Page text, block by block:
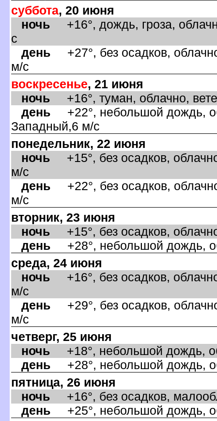
суббота, 20 июня
ночь +16°, дождь, гроза,
с
день +27°, без осадков,
м/с
оскресенье, 21 июня
ночь +16°, туман, облачно,
день +22°, небольшой дождь,
Западный,6 м/с
понедельник, 22 июня
ночь +15°, без осадков,
м/с
день +22°, без осадков,
м/с
торник, 23 июня
ночь +15°, без осадков,
день +28°, небольшой дождь,
среда, 24 июня
ночь +16°, без осадков,
м/с
день +29°, без осадков,
м/с
четверг, 25 июня
ночь +18°, небольшой дождь,
день +28°, небольшой дождь,
пятница, 26 июня
ночь +16°, без осадков,
день +25°, небольшой дождь,